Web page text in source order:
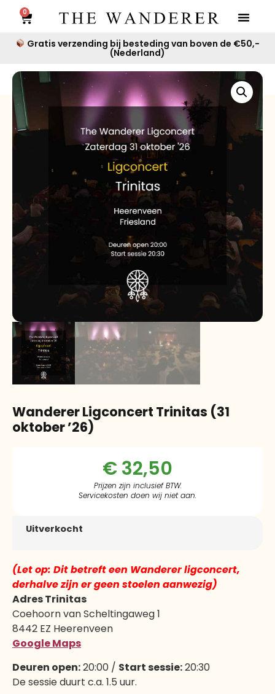
0
Gratis verzending bij besteding van boven de €50,-
(Nederland)
Wanderer Ligconcert Trinitas (31
oktober ’26)
€32,50
Prijzen zijn inclusief BTW.
Servicekosten doen wij niet aan.
Uitverkocht
(Let op: Dit betreft een Wanderer ligconcert,
derhalve zijn er geen stoelen aanwezig)
Adres Trinitas
Coehoorn van Scheltingaweg 1
8442 EZ Heerenveen
Google Maps
Deuren open:20:00 / Start sessie:20:30
De sessie duurt c.a. 1.5 uur.